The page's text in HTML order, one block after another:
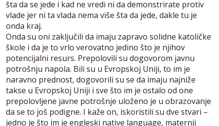
šta da se jede i kad ne vredi ni da demonstrirate protiv
vlade jer ni ta vlada nema više šta da jede, dakle tu je
onda kraj.
Onda su oni zaključili da imaju zapravo solidne katoličke
škole i da je to vrlo verovatno jedino što je njihov
potencijalni resurs. Prepolovili su dogovorom javnu
potrošnju napola. Bili su u Evropskoj Uniji, to im je
naravno prednost, dogovorili su se da imaju najniže
takse u Evropskoj Uniji i sve što im je ostalo od one
prepolovljene javne potrošnje uloženo je u obrazovanje
da se to još podigne. I kaže on, iskoristili su dve stvari –
jedno je što im je engleski native language, maternji